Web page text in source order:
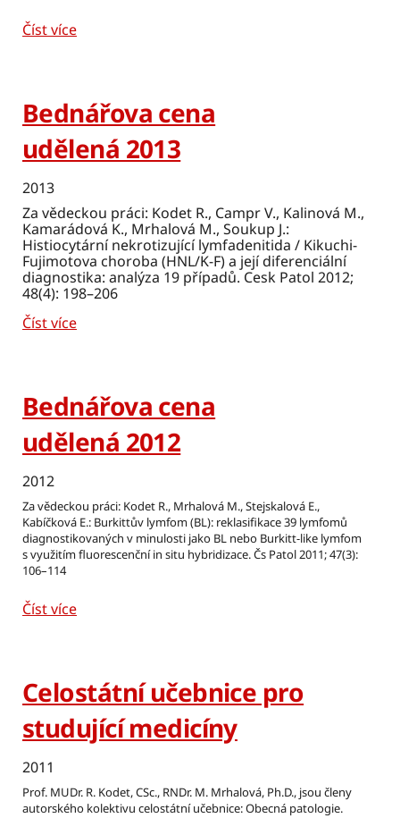
Číst více
Bednářova cena
udělená 2013
2013
Za vědeckou práci: Kodet R., Campr V., Kalinová M.,
Kamarádová K., Mrhalová M., Soukup J.:
Histiocytární nekrotizující lymfadenitida / Kikuchi-
Fujimotova choroba (HNL/K-F) a její diferenciální
diagnostika: analýza 19 případů. Cesk Patol 2012;
48(4): 198–206
Číst více
Bednářova cena
udělená 2012
2012
Za vědeckou práci: Kodet R., Mrhalová M., Stejskalová E.,
Kabíčková E.: Burkittův lymfom (BL): reklasifikace 39 lymfomů
diagnostikovaných v minulosti jako BL nebo Burkitt-like lymfom
s využitím fluorescenční in situ hybridizace. Čs Patol 2011; 47(3):
106–114
Číst více
Celostátní učebnice pro
studující medicíny
2011
Prof. MUDr. R. Kodet, CSc., RNDr. M. Mrhalová, Ph.D., jsou členy
autorského kolektivu celostátní učebnice: Obecná patologie.